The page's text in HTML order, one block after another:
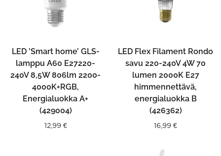
LED ’Smart home’ GLS-
lamppu A60 E27220-
240V 8,5W 806lm 2200-
4000K+RGB,
Energialuokka A+
(429004)
12,99 €
LED Flex Filament Rondo
savu 220-240V 4W 70
lumen 2000K E27
himmennettävä,
energialuokka B
(426362)
16,99 €